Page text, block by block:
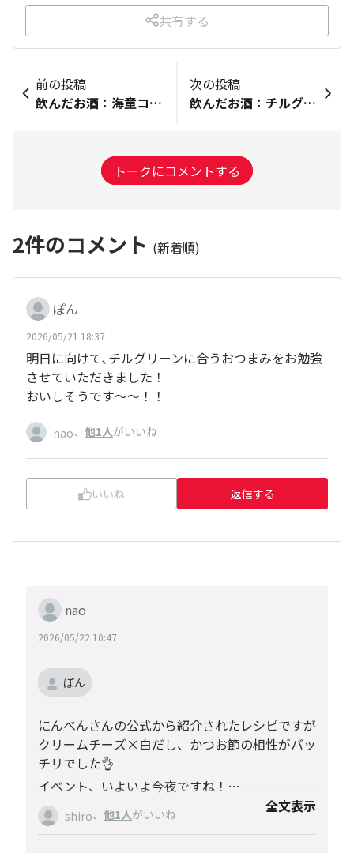
共有する
前の投稿
飲んだお酒：海童コメント：今日も鰹のたたきをアレンジ〜韓国風って書いてあったけどごま油使ってるだけやけど…wそれに海童を炭酸割りで〜なんかめっちゃ暑くなってきて冷たい海童ハイボールがウマイ〜🍻
次の投稿
飲んだお酒：チルグリーンコメント：今日は、姪が美味しいパンを買って遊びに来てくれました。
トークにコメントする
2件のコメント (新着順)
ぽん
2026/05/21 18:37
明日に向けて､チルグリーンに合うおつまみをお勉強
させていただきました！
おいしそうです～～！！
nao、 他1人がいいね
いいね 返信する
nao
2026/05/22 10:47
ぽん
にんべんさんの公式から紹介されたレシピですが
クリームチーズ×白だし、かつお節の相性がバッ
チリでした👌
イベント、いよいよ今夜ですね！
楽しんでくださーい😊♪♪
shiro、 他1人がいいね 全文表示